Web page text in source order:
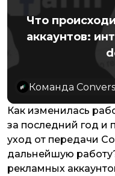
Что
аккаунтов:
Команда
Как изменилась
за последний год и
уход от передачи
дальнейшую
рекламных